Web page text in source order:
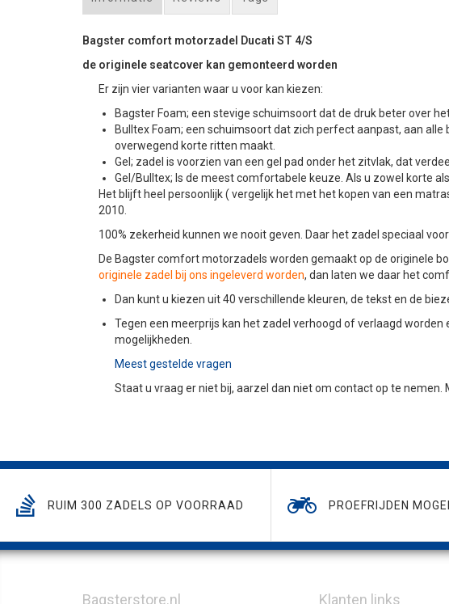
Bagster comfort motorzadel Ducati ST 4/S
de originele seatcover kan gemonteerd worden
Er zijn vier varianten waar u voor kan kiezen:
Bagster Foam; een stevige schuimsoort dat de druk beter over
Bulltex Foam; een schuimsoort dat zich perfect aanpast, aan
overwegend korte ritten maakt.
Gel; zadel is voorzien van een gel pad onder het zitvlak, dat
Gel/Bulltex; Is de meest comfortabele keuze. Als u zowel korte
Het blijft heel persoonlijk ( vergelijk het met het kopen van een
2010.
100% zekerheid kunnen we nooit geven. Daar het zadel speciaal
De Bagster comfort motorzadels worden gemaakt op de originele
originele zadel bij ons ingeleverd worden, dan laten we daar het
Dan kunt u kiezen uit 40 verschillende kleuren, de tekst en de
Tegen een meerprijs kan het zadel verhoogd of verlaagd
mogelijkheden.
Meest gestelde vragen
Staat u vraag er niet bij, aarzel dan niet om contact op te nemen.
RUIM 300 ZADELS OP VOORRAAD PROEFRIJDEN
Bagsterstore.nl Klanten links